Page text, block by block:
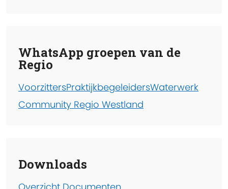
WhatsApp groepen van de
Regio
VoorzittersPraktijkbegeleidersWaterwerk
Community Regio Westland
Downloads